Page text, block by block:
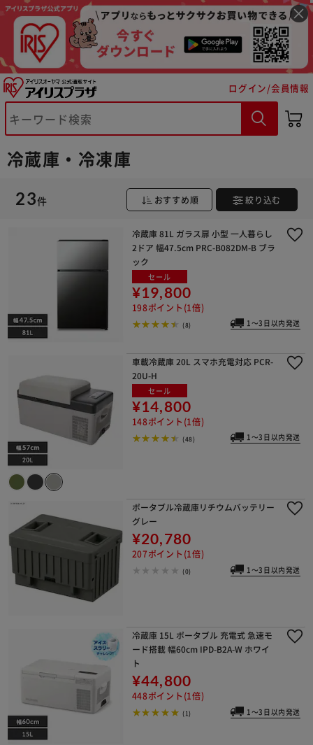
ログイン/会員情報
冷蔵庫・冷凍庫
23件 おすすめ順 絞り込む
冷蔵庫 81L ガラス扉 小型 一人暮らし
2ドア 幅47.5cm PRC-B082DM-B ブラ
ック
セール
¥19,800
198ポイント(1倍)
(8) 1～3日以内発送
車載冷蔵庫 20L スマホ充電対応 PCR-
20U-H
セール
¥14,800
148ポイント(1倍)
(48) 1～3日以内発送
ポータブル冷蔵庫リチウムバッテリー
グレー
¥20,780
207ポイント(1倍)
(0) 1～3日以内発送
冷蔵庫 15L ポータブル 充電式 急速モ
ード搭載 幅60cm IPD-B2A-W ホワイ
ト
¥44,800
448ポイント(1倍)
(1) 1～3日以内発送
※ご確認ください
購入手続きへ